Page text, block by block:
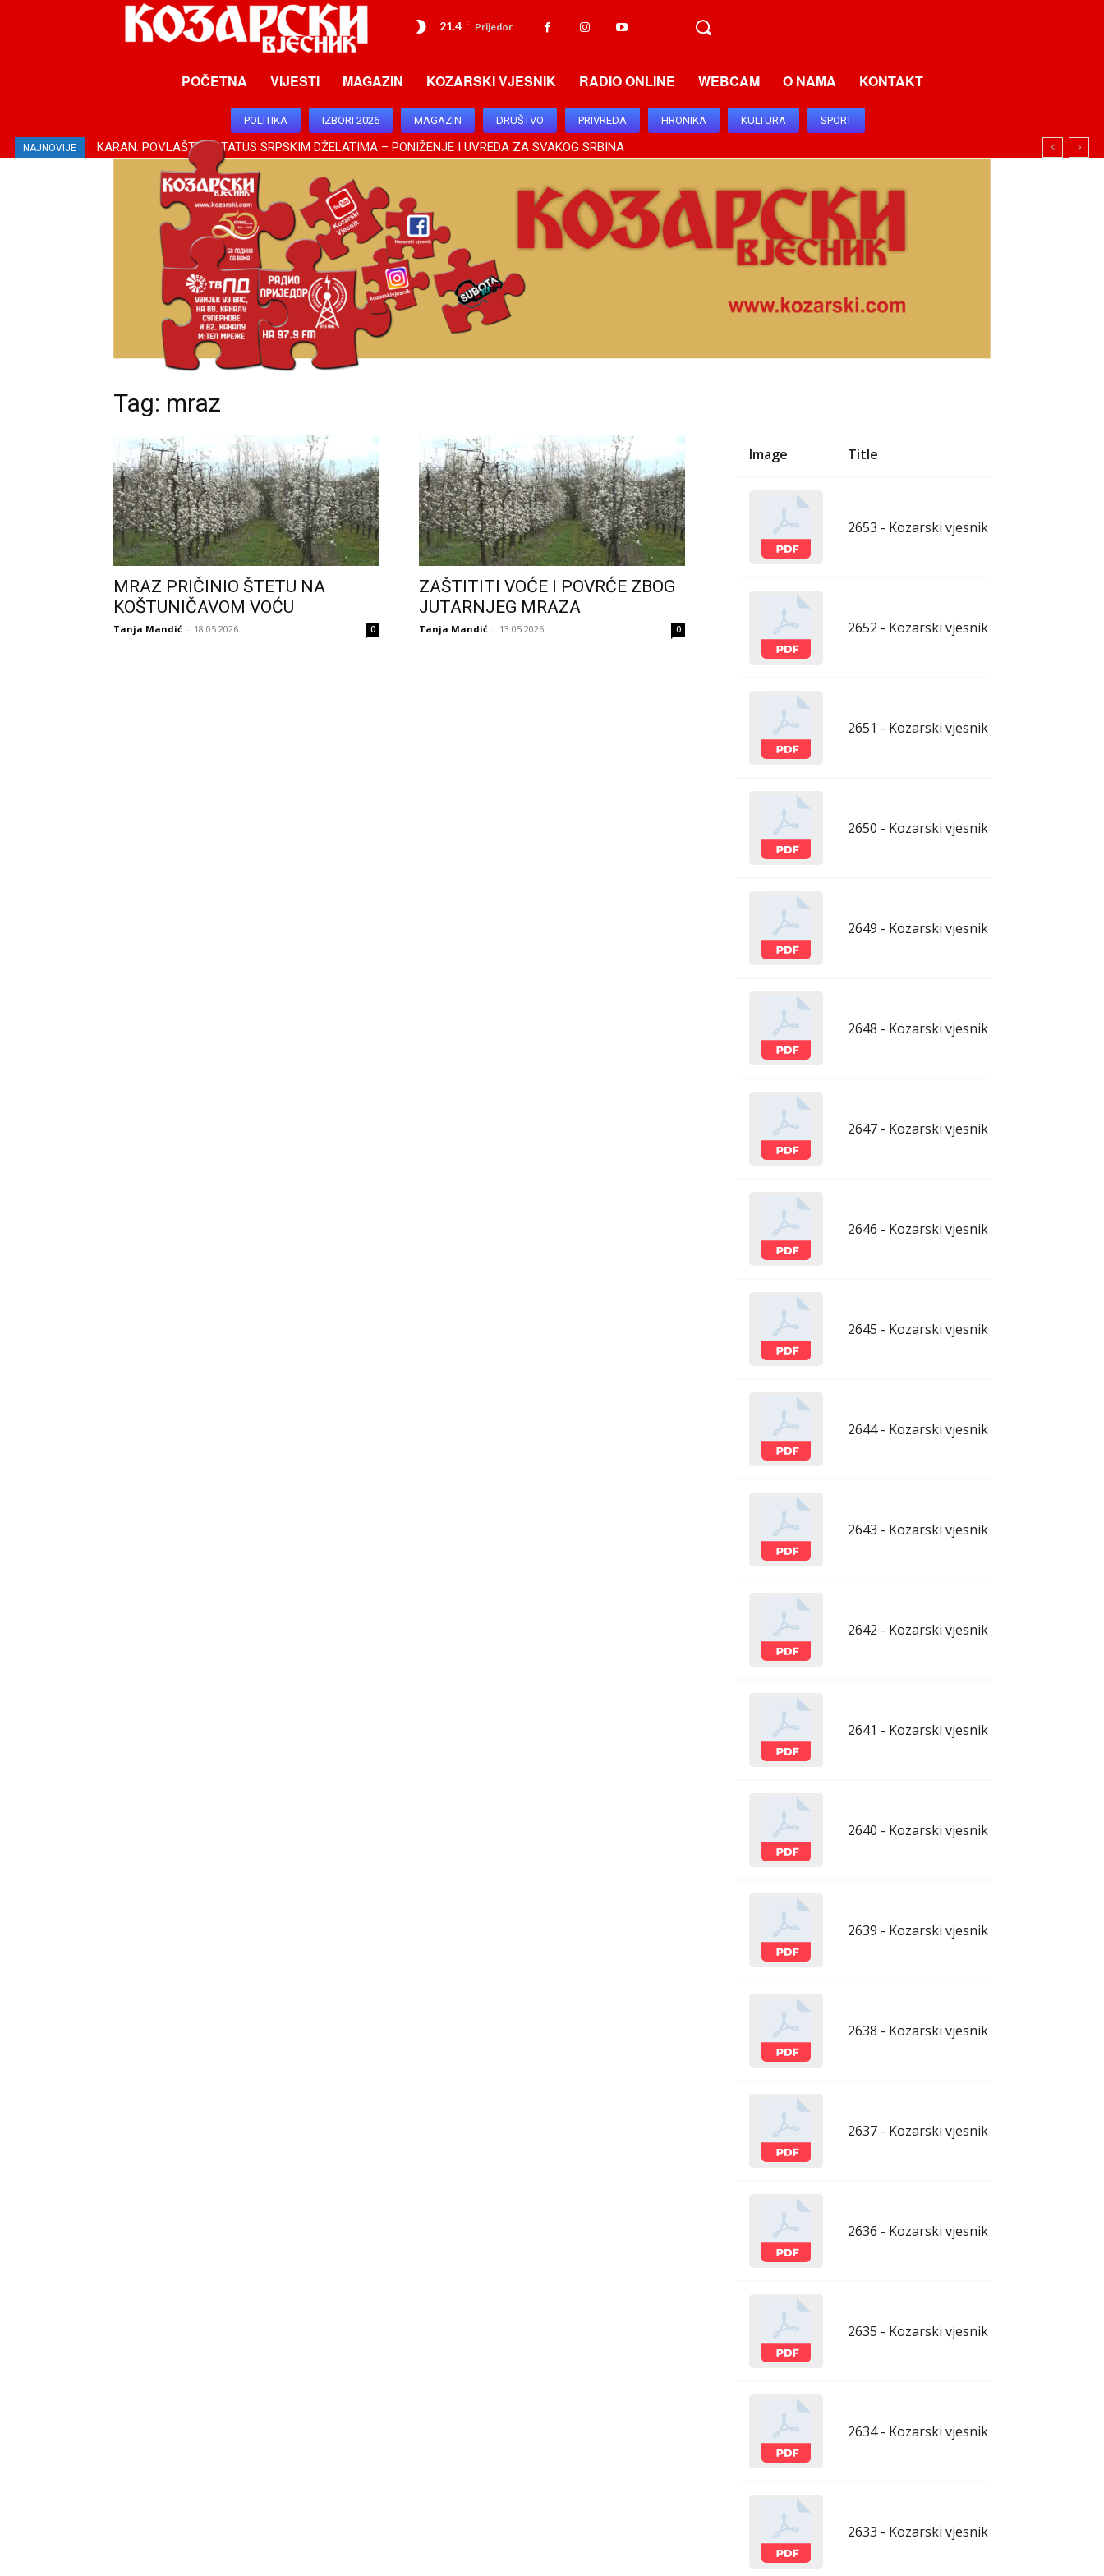
21.4 C Prijedor
POČETNA VIJESTI MAGAZIN KOZARSKI VJESNIK RADIO ONLINE WEBCAM O NAMA KONTAKT
POLITIKA IZBORI 2026 MAGAZIN DRUŠTVO PRIVREDA HRONIKA KULTURA SPORT
NAJNOVIJE KARAN: POVLAŠTEN STATUS SRPSKIM DŽELATIMA – PONIŽENJE I UVREDA ZA SVAKOG SRBINA
Tag: mraz
MRAZ PRIČINIO ŠTETU NA
KOŠTUNIČAVOM VOĆU
Tanja Mandić - 18.05.2026. 0
ZAŠTITITI VOĆE I POVRĆE ZBOG
JUTARNJEG MRAZA
Tanja Mandić - 13.05.2026. 0
Image Title
2653 - Kozarski vjesnik - 7.8.2026.
2652 - Kozarski vjesnik - 31.7.2026.
2651 - Kozarski vjesnik - 24.7.2026.
2650 - Kozarski vjesnik - 17.7.2026.
2649 - Kozarski vjesnik - 10.7.2026.
2648 - Kozarski vjesnik - 3.7.2026.
2647 - Kozarski vjesnik - 26.6.2026.
2646 - Kozarski vjesnik - 19.6.2026.
2645 - Kozarski vjesnik - 12.6.2026.
2644 - Kozarski vjesnik - 5.6.2026.
2643 - Kozarski vjesnik - 29.5.2026.
2642 - Kozarski vjesnik - 22.5.2026.
2641 - Kozarski vjesnik - 15.5.2026.
2640 - Kozarski vjesnik - 8.5.2026.
2639 - Kozarski vjesnik - 1.5.2026.
2638 - Kozarski vjesnik - 24.4.2026.
2637 - Kozarski vjesnik - 17.4.2026.
2636 - Kozarski vjesnik - 10.4.2026.
2635 - Kozarski vjesnik - 3.4.2026.
2634 - Kozarski vjesnik - 27.3.2026.
2633 - Kozarski vjesnik - 20.3.2026.